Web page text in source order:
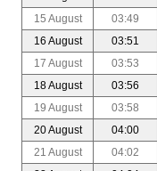
15 August
03:49
16 August
03:51
17 August
03:53
18 August
03:56
19 August
03:58
20 August
04:00
21 August
04:02